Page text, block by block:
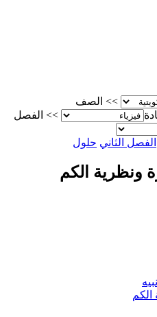
>>
الصف
>>
الفصل
الفصل الثاني حلول
ونظرية الكم